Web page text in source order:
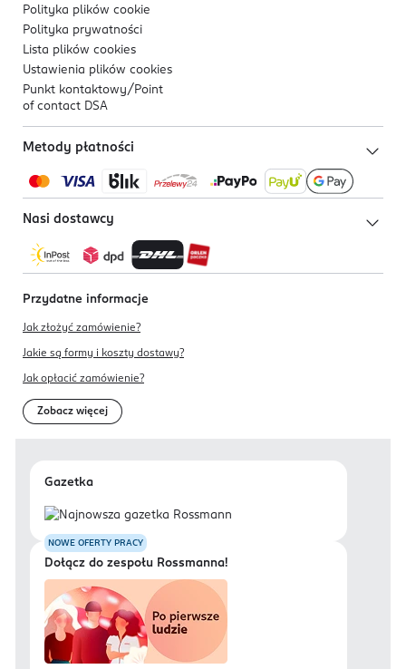
Polityka plików cookie
Polityka prywatności
Lista plików cookies
Ustawienia plików cookies
Punkt kontaktowy/ Point
of contact DSA
Metody płatności
Nasi dostawcy
Przydatne informacje
Jak złożyć zamówienie?
Jakie są formy i koszty dostawy?
Jak opłacić zamówienie?
Zobacz więcej
Gazetka
NOWE OFERTY PRACY
Dołącz do zespołu Rossmanna!